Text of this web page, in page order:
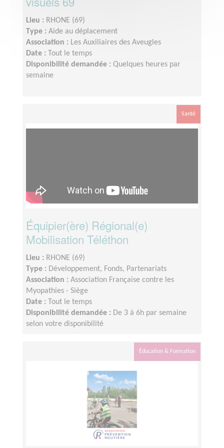
Lieu : RHONE (69)
Type : Aide au déplacement
Association : Les Auxiliaires des Aveugles
Date :
Tout le temps
Disponibilité demandée : Quelques heures par
semaine
Santé
Équipier(ère) Régional(e)
Mobilisation Téléthon
Lieu : RHONE (69)
Type : Développement, Fonds, Partenariats
Association : Association Française contre les
Myopathies - Siège
Date :
Tout le temps
Disponibilité demandée : De 3 à 6h par semaine
selon votre disponibilité
Éducation & Formation